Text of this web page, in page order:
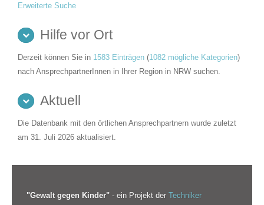
Erweiterte Suche
Hilfe vor Ort
Derzeit können Sie in 1583 Einträgen (1082 mögliche Kategorien)
nach AnsprechpartnerInnen in Ihrer Region in NRW suchen.
Aktuell
Die Datenbank mit den örtlichen Ansprechpartnern wurde zuletzt
am 31. Juli 2026 aktualisiert.
"Gewalt gegen Kinder" - ein Projekt der Techniker